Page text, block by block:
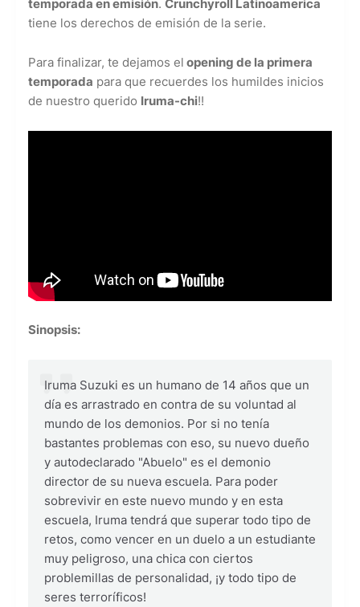
temporada en emisión. Crunchyroll Latinoamerica
tiene los derechos de emisión de la serie.
Para finalizar, te dejamos el opening de la primera
temporada para que recuerdes los humildes inicios
de nuestro querido Iruma-chi!!
Sinopsis:
Iruma Suzuki es un humano de 14 años que un
día es arrastrado en contra de su voluntad al
mundo de los demonios. Por si no tenía
bastantes problemas con eso, su nuevo dueño
y autodeclarado "Abuelo" es el demonio
director de su nueva escuela. Para poder
sobrevivir en este nuevo mundo y en esta
escuela, Iruma tendrá que superar todo tipo de
retos, como vencer en un duelo a un estudiante
muy peligroso, una chica con ciertos
problemillas de personalidad, ¡y todo tipo de
seres terroríficos!